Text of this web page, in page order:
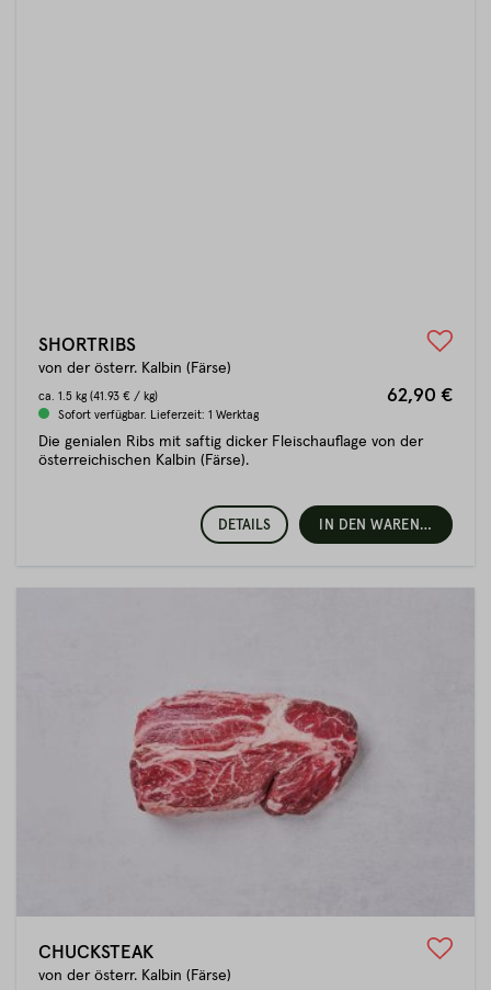
SHORTRIBS
von der österr. Kalbin (Färse)
ca. 1.5 kg (41.93 € / kg) 62,90 €
Sofort verfügbar. Lieferzeit: 1 Werktag
Die genialen Ribs mit saftig dicker Fleischauflage von der
österreichischen Kalbin (Färse).
DETAILS IN DEN WARENKORB
CHUCKSTEAK
von der österr. Kalbin (Färse)